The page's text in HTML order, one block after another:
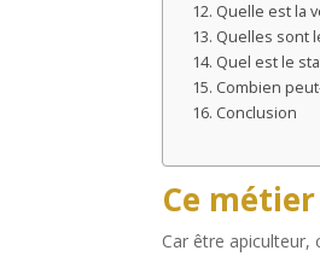
Quelle est la
Quelles sont
Quel est le
Combien
Conclusion
Ce
Car être apiculteur,